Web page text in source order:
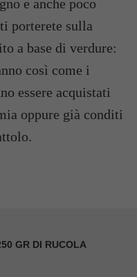
e anche poco
porterete sulla
a base di verdure:
così come i
essere acquistati
oppure già conditi
GR DI RUCOLA